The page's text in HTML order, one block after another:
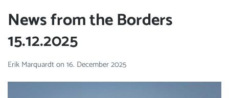
News from the Borders
15.12.2025
Erik Marquardton 16. December 2025